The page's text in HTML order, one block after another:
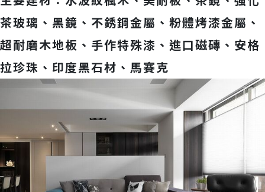
茶玻璃、黑鏡、不銹鋼金屬、粉體烤漆金屬、
超耐磨木地板、手作特殊漆、進口磁磚、安格
拉珍珠、印度黑石材、馬賽克